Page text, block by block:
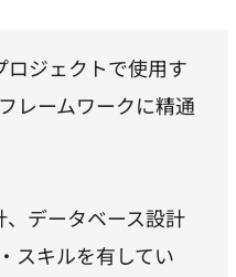
ロジェクトで使用す
レームワークに精通
、データベース設計
スキルを有してい